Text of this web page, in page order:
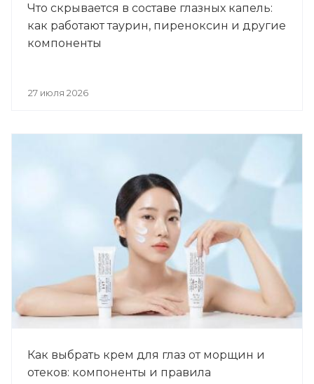
Что скрывается в составе глазных капель:
как работают таурин, пиреноксин и другие
компоненты
27 июля 2026
Как выбрать крем для глаз от морщин и
отеков: компоненты и правила